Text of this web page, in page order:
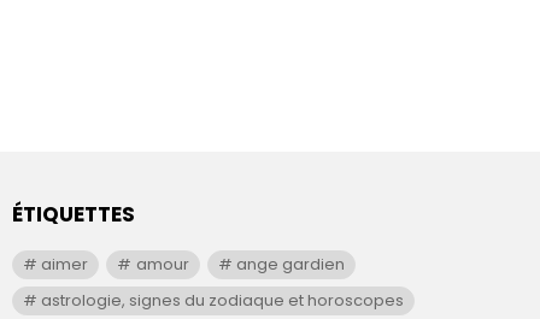
ÉTIQUETTES
aimer amour
ange gardien
astrologie, signes du zodiaque et horoscopes